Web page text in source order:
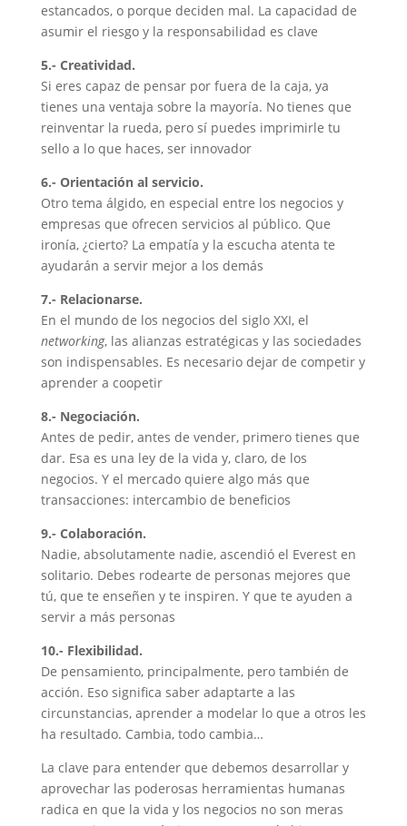
estancados, o porque deciden mal. La capacidad de
asumir el riesgo y la responsabilidad es clave
5.- Creatividad.
Si eres capaz de pensar por fuera de la caja, ya
tienes una ventaja sobre la mayoría. No tienes que
reinventar la rueda, pero sí puedes imprimirle tu
sello a lo que haces, ser innovador
6.- Orientación al servicio.
Otro tema álgido, en especial entre los negocios y
empresas que ofrecen servicios al público. Que
ironía, ¿cierto? La empatía y la escucha atenta te
ayudarán a servir mejor a los demás
7.- Relacionarse.
En el mundo de los negocios del siglo XXI, el
networking, las alianzas estratégicas y las sociedades
son indispensables. Es necesario dejar de competir y
aprender a coopetir
8.- Negociación.
Antes de pedir, antes de vender, primero tienes que
dar. Esa es una ley de la vida y, claro, de los
negocios. Y el mercado quiere algo más que
transacciones: intercambio de beneficios
9.- Colaboración.
Nadie, absolutamente nadie, ascendió el Everest en
solitario. Debes rodearte de personas mejores que
tú, que te enseñen y te inspiren. Y que te ayuden a
servir a más personas
10.- Flexibilidad.
De pensamiento, principalmente, pero también de
acción. Eso significa saber adaptarte a las
circunstancias, aprender a modelar lo que a otros les
ha resultado. Cambia, todo cambia…
La clave para entender que debemos desarrollar y
aprovechar las poderosas herramientas humanas
radica en que la vida y los negocios no son meras